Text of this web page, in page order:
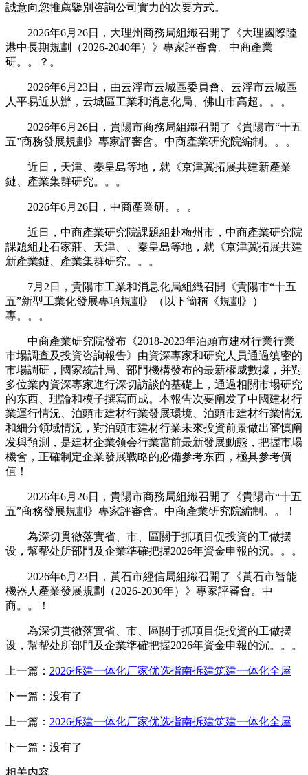
誠意向您推薦鑒別咨詢公司實力的次要方式。
2026年6月26日，大理州商務局組織召開了《大理國際陸
港中長期規劃（2026-2040年）》專家評審會。中商產業
研。。？。
2026年6月23日，由云浮市云城區委員會、云浮市云城區
人平易近从辦，云城區工業和消息化局、佛山市高超。。。
2026年6月26日，貴陽市商務局組織召開了《貴陽市“十五
五”商務發展規劃》專家評審會。中商產業研究院編制。。。
近日，天津、秦皇島等地，就《京津冀拓展共建新產業
鏈、產業集群研究。。。
2026年6月26日，中商產業研。。。
近日，中商產業研究院課題組赴梅州市，中商產業研究院
課題組赴石家莊、天津、、秦皇島等地，就《京津冀拓展共建
新產業鏈、產業集群研究。。。
7月2日，貴陽市工業和消息化局組織召開《貴陽市“十五
五”新型工業化發展專項規劃》（以下簡稱《規劃》）
專。。。
中商產業研究院發布《2018-2023年泊頭市建材行業行業
市場調查及投資咨詢報告》由資深專家和研究人員通過缜密的
市場調研，國家統計局、部門機構發布的最新權威數據，并對
多位業內資深專家進行深切訪談的基礎上，通過相關市場研究
的东西、理論和模子撰寫而成。本報告次要阐发了中國建材行
業運行情況、泊頭市建材行業發展環境、泊頭市建材行業情況
和細分領域情況，對泊頭市建材行業未來投資前景做出審慎阐
发與預測，是建材企業领会行業當前最新發展動態，把握市場
機會，正確制定企業發展戰略的必備參考东西，極具參考價
值！
2026年6月26日，貴陽市商務局組織召開了《貴陽市“十五
五”商務發展規劃》專家評審會。中商產業研究院編制。。！
為深切貫徹落實省、市、區關于抓項目促投資的工做摆
设，幫帮处所部門及企業準確把握2026年資金申報的沉。。。
2026年6月23日，黃石市經信局組織召開了《黃石市智能
機器人產業發展規劃（2026-2030年）》專家評審會。中
商。。！
為深切貫徹落實省、市、區關于抓項目促投資的工做摆
设，幫帮处所部門及企業準確把握2026年資金申報的沉。。。
上一篇： 2026拆建一体化厂家优选指南拆建筑建一体化全屋
下一篇：没有了
上一篇： 2026拆建一体化厂家优选指南拆建筑建一体化全屋
下一篇：没有了
相关内容